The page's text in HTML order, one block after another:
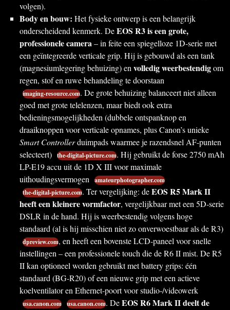
volgen).
Body en bouw: Het fysieke ontwerp is een belangrijk
onderscheidend kenmerk. DeEOS R3 is een grote,
professionele camera– in feite een spiegelloze 1D-serie met
een geïntegreerde verticale grip. Hij is gebouwd als een tank
(magnesiumlegering behuizing) envolledig weerbestendigom
regen, stof en ruwe behandeling te doorstaan
imaging-resource.com. De grote behuizing balanceert niet alleen
goed met grote telelenzen, maar biedt ook extra
bedieningsmogelijkheden (dubbele ontspanknop en
draaiknoppen voor verticale opnames, plus Canon’s unieke
Smart Controllerduimpads waarmee je razendsnel AF-punten
selecteert) the-digital-picture.com. Hij gebruikt de forse 2750 mAh
LP-E19 accu uit de 1D X III voor maximale
uithoudingsvermogen amateurphotographer.com
the-digital-picture.com. Ter vergelijking: deEOS R5 Mark II
heeft een kleinere vormfactor, vergelijkbaar met een 5D-serie
DSLR in de hand. Hij is weerbestendig volgens hoge
standaard (al is hij misschien niet zo onverwoestbaar als de R3)
dpreview.com, en heeft een bovenste LCD-paneel voor snelle
instellingen – een professionele touch die de R6 II mist. De R5
II kan optioneel worden gebruikt met battery grips: één
standaard (BG-R20) of een nieuwe grip met een actieve
koelventilator en Ethernet-poort voor studio-/videowerk
usa.canon.com usa.canon.com. DeEOS R6 Mark II deelt de